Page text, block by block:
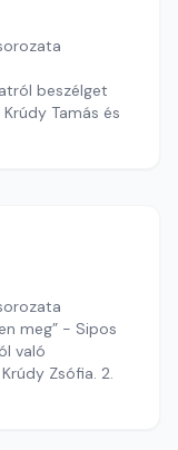
beszélget
Tamás és
meg” - Sipos
való
Zsófia. 2.